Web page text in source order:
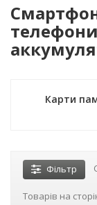
Карти
Фільтр
Товарів на